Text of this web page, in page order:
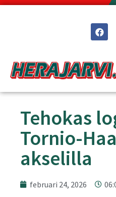
Tehokas
Tornio-
akselilla
februari 24, 2026